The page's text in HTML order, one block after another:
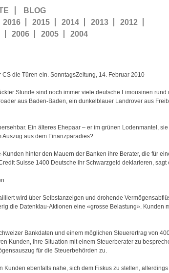
BLOG
2016 2015 2014 2013
2012
2006 2005 2004
die Türen ein. SonntagsZeitung, 14. Februar 2010
Stunde sind noch immer viele deutsche Limousinen
aus Baden-Baden, ein dunkelblauer Landrover aus
Ein älteres Ehepaar – er im grünen Lodenmantel,
aus dem Finanzparadies?
hinter den Mauern der Banken ihre Berater, die für
Suisse 1400 Deutsche ihr Schwarzgeld deklarieren, sagt
wird über Selbstanzeigen und drohende
die Datenklau-Aktionen eine «grosse Belastung». Kunden
Bankdaten und einem möglichen Steuerertrag von
Kunden, ihre Situation mit einem Steuerberater zu
für die Steuerbehörden zu.
Kunden ebenfalls nahe, sich dem Fiskus zu stellen,